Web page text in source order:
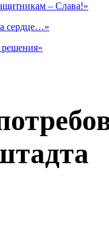
– Слава!»
сердце…»